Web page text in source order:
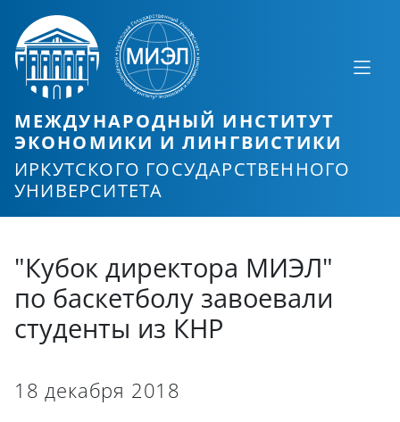
МЕЖДУНАРОДНЫЙ ИНСТИТУТ
ЭКОНОМИКИ И ЛИНГВИСТИКИ
ИРКУТСКОГО ГОСУДАРСТВЕННОГО
УНИВЕРСИТЕТА
"Кубок директора МИЭЛ"
по баскетболу завоевали
студенты из КНР
18 декабря 2018